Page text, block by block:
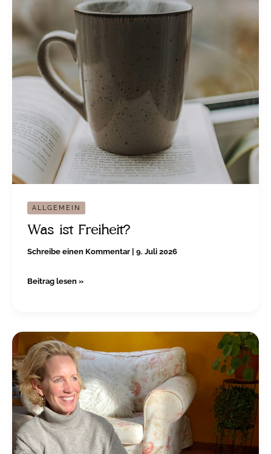
ALLGEMEIN
Was ist Freiheit?
Schreibe einen Kommentar 9. Juli 2026
Beitrag lesen »
Älter
werden,
Abschied
nehmen..